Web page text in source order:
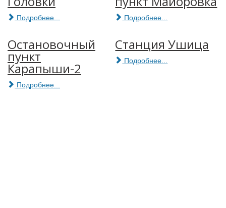
Подробнее... Подробнее...
Остановочный
пункт
Карапыши-2
Подробнее...
Станция Ушица
Подробнее...